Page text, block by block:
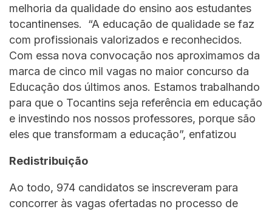
melhoria da qualidade do ensino aos estudantes
tocantinenses. “A educação de qualidade se faz
com profissionais valorizados e reconhecidos.
Com essa nova convocação nos aproximamos da
marca de cinco mil vagas no maior concurso da
Educação dos últimos anos. Estamos trabalhando
para que o Tocantins seja referência em educação
e investindo nos nossos professores, porque são
eles que transformam a educação”, enfatizou
Redistribuição
Ao todo, 974 candidatos se inscreveram para
concorrer às vagas ofertadas no processo de